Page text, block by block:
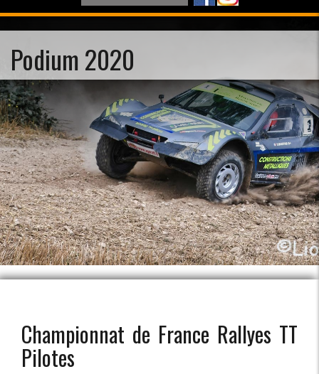
Podium 2020
Championnat de France Rallyes TT
Pilotes